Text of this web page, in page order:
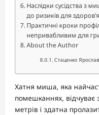
Наслідки сусідства з
до ризиків для здоров’я
Практичні кроки
непривабливим для
About the Author
Стаценко Ярослав
Хатня миша, яка
помешканнях, відчуває
метрів і здатна